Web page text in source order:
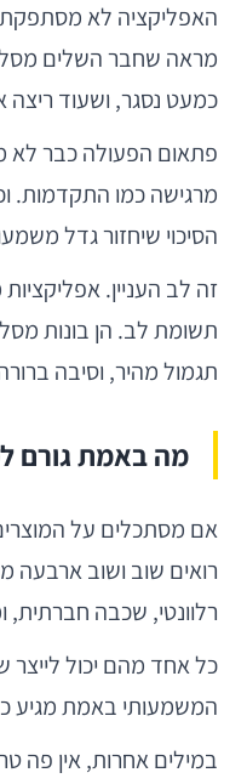
האפליקציה לא מסתפקת
מראה שחבר השלים
כמעט נסגר, ושעוד
פתאום הפעולה כבר לא
מרגישה כמו
הסיכוי שיחזור גדל
זה לב העניין.
תשומת לב. הן בונות
תגמול מהיר, וסיבה
מה באמת גורם
אם מסתכלים על
רואים שוב ושוב ארבעה
רלוונטי, שכבה
כל אחד מהם יכול
המשמעותי באמת מגיע
במילים אחרות, אין פה